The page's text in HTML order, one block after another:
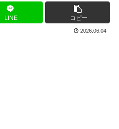
LINE コピー
2026.06.04